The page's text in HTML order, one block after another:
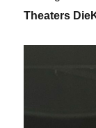
Theaters